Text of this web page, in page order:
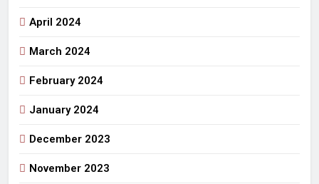
April 2024
March 2024
February 2024
January 2024
December 2023
November 2023